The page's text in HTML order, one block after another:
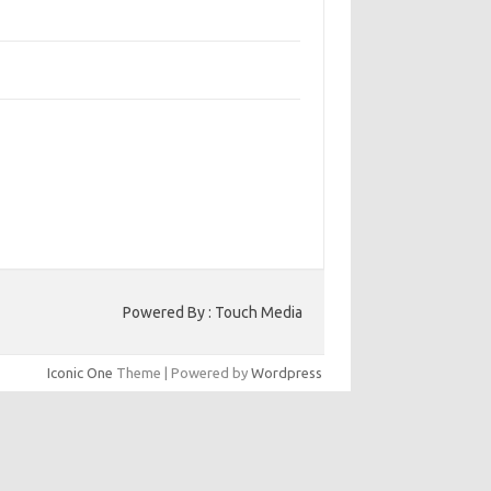
Powered By : Touch Media
Iconic One Theme | Powered by Wordpress